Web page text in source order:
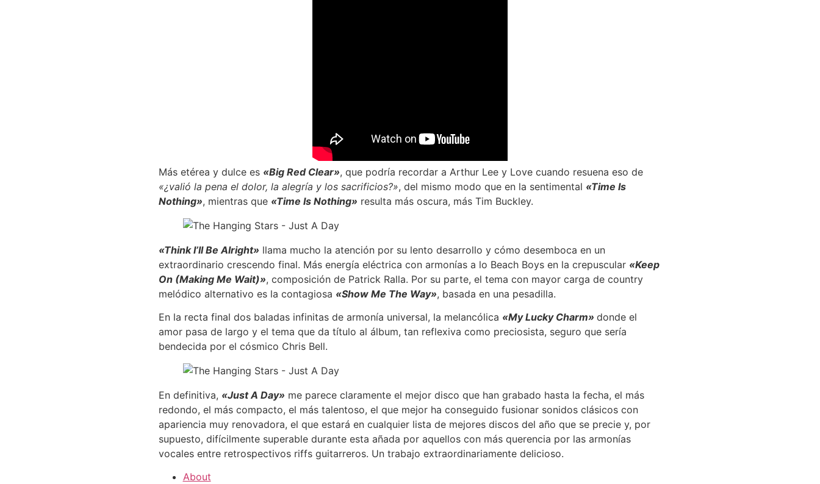
Más etérea y dulce es «Big Red Clear», que podría recordar a Arthur Lee y Love cuando resuena eso de
«¿valió la pena el dolor, la alegría y los sacrificios?», del mismo modo que en la sentimental «Time Is
Nothing», mientras que «Time Is Nothing» resulta más oscura, más Tim Buckley.
«Think I’ll Be Alright» llama mucho la atención por su lento desarrollo y cómo desemboca en un
extraordinario crescendo final. Más energía eléctrica con armonías a lo Beach Boys en la crepuscular «Keep
On (Making Me Wait)», composición de Patrick Ralla. Por su parte, el tema con mayor carga de country
melódico alternativo es la contagiosa «Show Me The Way», basada en una pesadilla.
En la recta final dos baladas infinitas de armonía universal, la melancólica «My Lucky Charm» donde el
amor pasa de largo y el tema que da título al álbum, tan reflexiva como preciosista, seguro que sería
bendecida por el cósmico Chris Bell.
En definitiva, «Just A Day» me parece claramente el mejor disco que han grabado hasta la fecha, el más
redondo, el más compacto, el más talentoso, el que mejor ha conseguido fusionar sonidos clásicos con
apariencia muy renovadora, el que estará en cualquier lista de mejores discos del año que se precie y, por
supuesto, difícilmente superable durante esta añada por aquellos con más querencia por las armonías
vocales entre retrospectivos riffs guitarreros. Un trabajo extraordinariamente delicioso.
About